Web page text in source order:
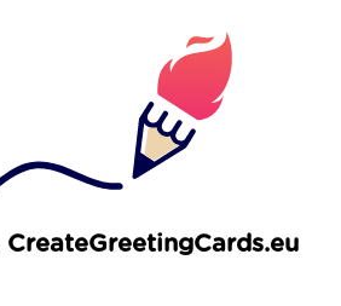
CreateGreetingCards.eu